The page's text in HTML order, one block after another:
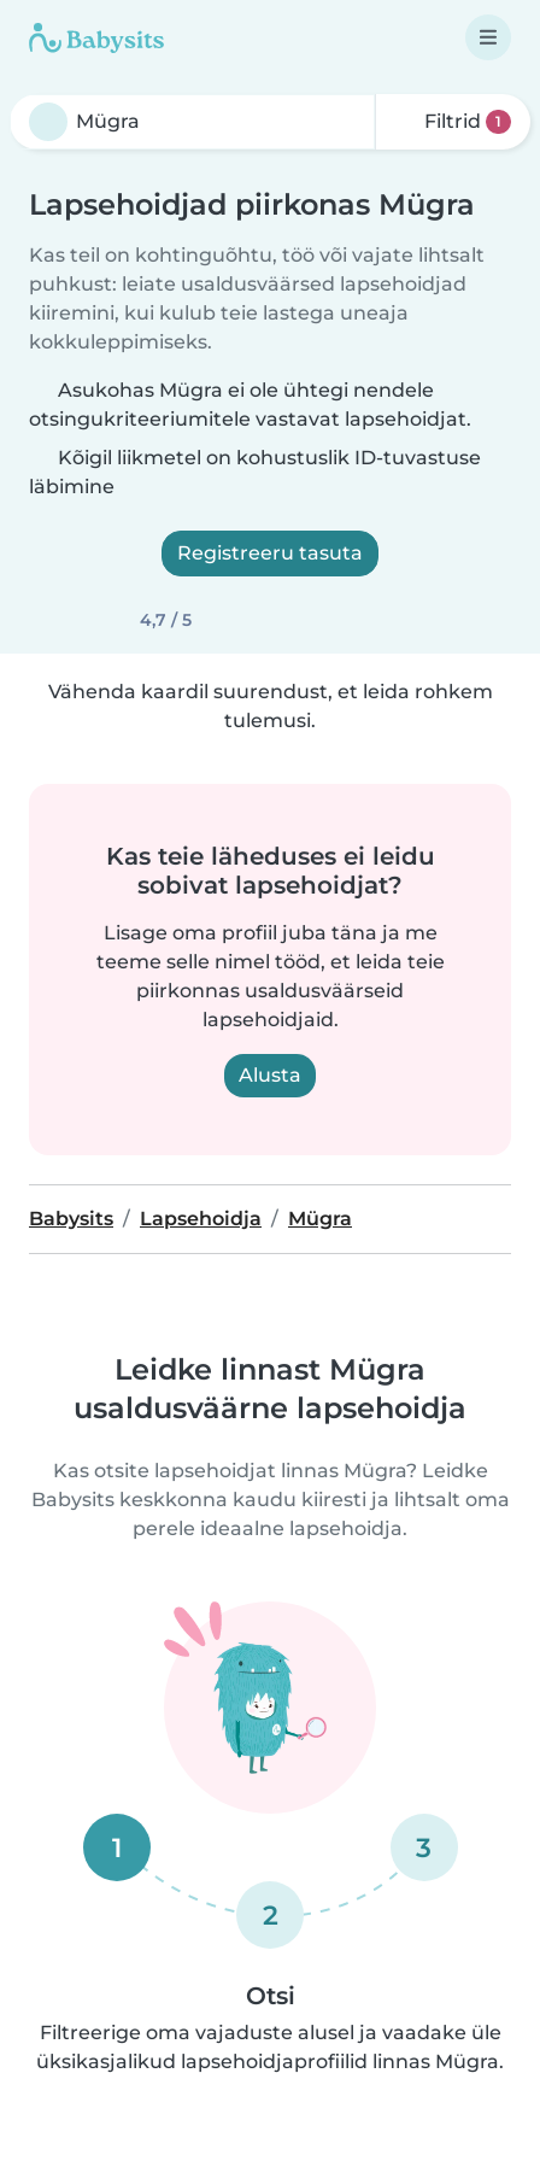
Filtrid 1
Lapsehoidjad piirkonas Mügra
Kas teil on kohtinguõhtu, töö või vajate lihtsalt
puhkust: leiate usaldusväärsed lapsehoidjad
kiiremini, kui kulub teie lastega uneaja
kokkuleppimiseks.
Asukohas Mügra ei ole ühtegi nendele
otsingukriteeriumitele vastavat lapsehoidjat.
Kõigil liikmetel on kohustuslik ID-tuvastuse
läbimine
Registreeru tasuta
4,7 / 5
Vähenda kaardil suurendust, et leida rohkem
tulemusi.
Kas teie läheduses ei leidu
sobivat lapsehoidjat?
Lisage oma profiil juba täna ja me
teeme selle nimel tööd, et leida teie
piirkonnas usaldusväärseid
lapsehoidjaid.
Alusta
Babysits Lapsehoidja Mügra
Leidke linnast Mügra
usaldusväärne lapsehoidja
Kas otsite lapsehoidjat linnas Mügra? Leidke
Babysits keskkonna kaudu kiiresti ja lihtsalt oma
perele ideaalne lapsehoidja.
1
2
3
Otsi
Filtreerige oma vajaduste alusel ja vaadake üle
üksikasjalikud lapsehoidjaprofiilid linnas Mügra.